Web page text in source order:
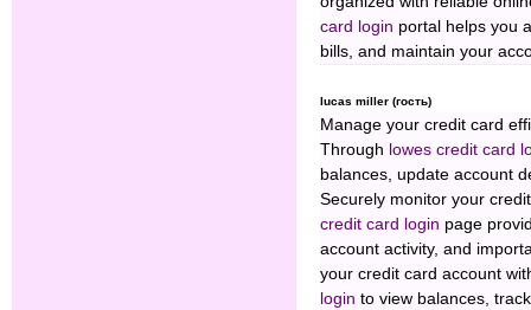
card login portal helps you
bills, and maintain your
lucas miller (гость)
Manage your credit card
Through lowes credit card
balances, update account
Securely monitor your
credit card login page
account activity, and
your credit card account
login to view balances,